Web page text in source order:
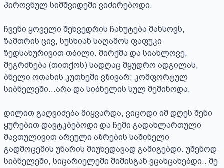
პიროვნულ სიმშვიდეში ვიძირებოდი.
ჩვენი ყოველი შეხვედრის ჩახუტება მახსოვს,
ზამთრის ცივ, სუსხიან საღამოს ფაფუკი
ზედსახურივით თბილი. მირქმა და სიახლოვე,
შეგრძნება (თითქოს) სადღაც მყუდრო ადგილას,
ბნელი ოთახის კუთხეში ვზივარ; კომფორტულ
სიბნელეში...არა და სიბნელის სულ მეშინოდა.
დილით გაღვიძება მიყვარდა, ვიცოდი იმ დღეს შენი
ყურებით დავტკბებოდი და ჩემი გადახლართული
მავთულივით არეული აზრების საშინელი
გადმოცემის უნარის მიუხედავად გამიგებდი. უშენოდ
სიბნელეში, სიცარიელეში შიშისგან ვცახცახებდი.. მე